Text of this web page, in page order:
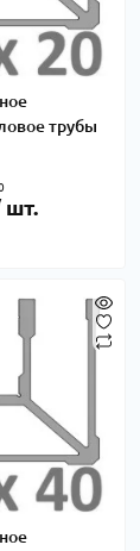
трубы
шт.